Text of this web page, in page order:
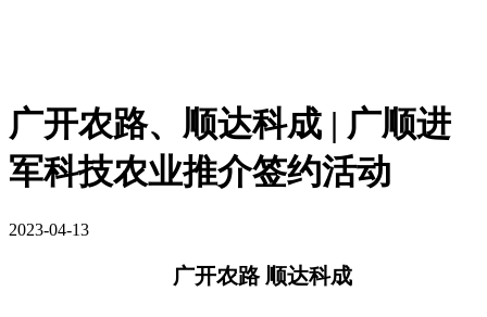
广开农路、顺达科成 | 广顺进
军科技农业推介签约活动
2023-04-13
广开农路 顺达科成